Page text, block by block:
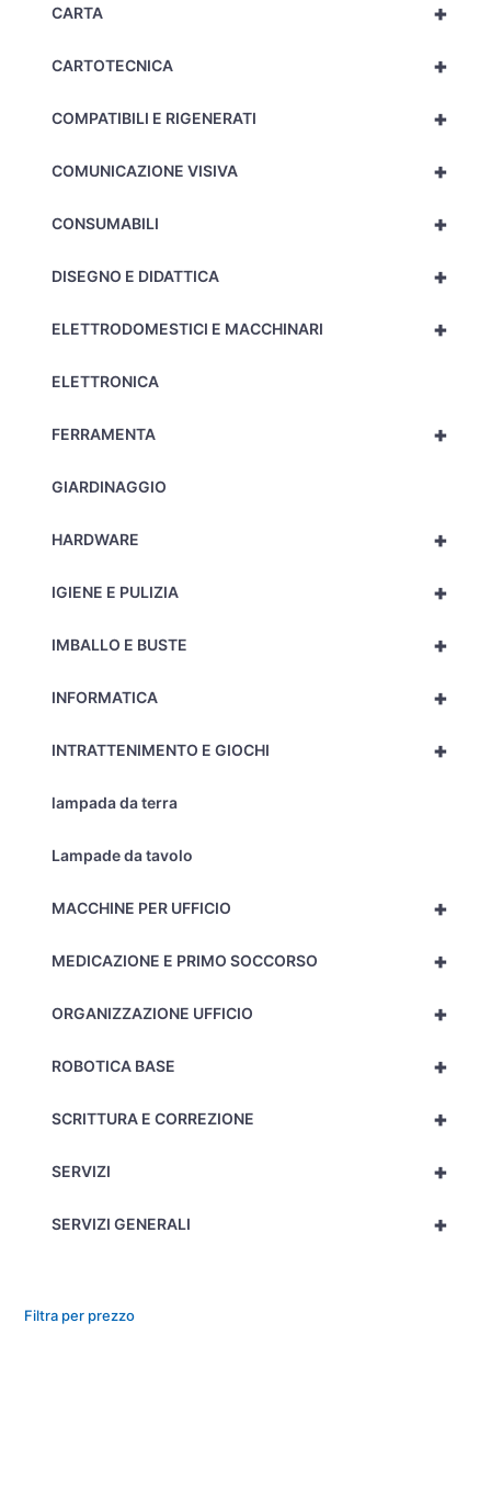
+
CARTA
+
CARTOTECNICA
+
COMPATIBILI E RIGENERATI
+
COMUNICAZIONE VISIVA
+
CONSUMABILI
+
DISEGNO E DIDATTICA
+
ELETTRODOMESTICI E MACCHINARI
ELETTRONICA
+
FERRAMENTA
GIARDINAGGIO
+
HARDWARE
+
IGIENE E PULIZIA
+
IMBALLO E BUSTE
+
INFORMATICA
+
INTRATTENIMENTO E GIOCHI
lampada da terra
Lampade da tavolo
+
MACCHINE PER UFFICIO
+
MEDICAZIONE E PRIMO SOCCORSO
+
ORGANIZZAZIONE UFFICIO
+
ROBOTICA BASE
+
SCRITTURA E CORREZIONE
+
SERVIZI
+
SERVIZI GENERALI
Filtra per prezzo